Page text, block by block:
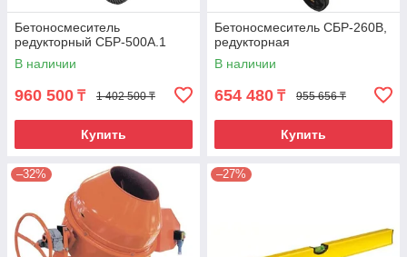
Бетоносмеситель
редукторный СБР-500А.1
В наличии
960 500 ₸ 1 402 500 ₸
Купить
Бетоносмеситель СБР-260В,
редукторная
В наличии
654 480 ₸ 955 656 ₸
Купить
–32% –27%